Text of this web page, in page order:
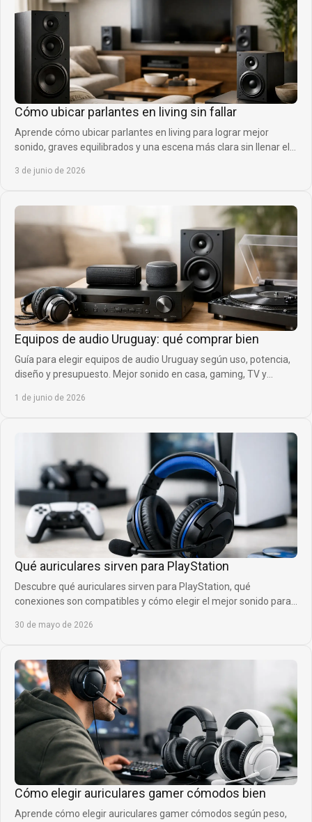
Cómo ubicar parlantes en living sin fallar
Aprende cómo ubicar parlantes en living para lograr mejor
sonido, graves equilibrados y una escena más clara sin llenar el
3 de junio de 2026
Equipos de audio Uruguay: qué comprar bien
Guía para elegir equipos de audio Uruguay según uso, potencia,
diseño y presupuesto. Mejor sonido en casa, gaming, TV y
1 de junio de 2026
Qué auriculares sirven para PlayStation
Descubre qué auriculares sirven para PlayStation, qué
conexiones son compatibles y cómo elegir el mejor sonido para
30 de mayo de 2026
Cómo elegir auriculares gamer cómodos bien
Aprende cómo elegir auriculares gamer cómodos según peso,